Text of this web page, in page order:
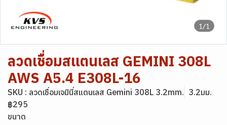
1/1
ลวดเชื่อมสแตนเลส GEMINI 308L
AWS A5.4 E308L-16
SKU : ลวดเชื่อมเจมินี่สแตนเลส Gemini 308L 3.2mm. 3.2มม.
฿295
ขนาด